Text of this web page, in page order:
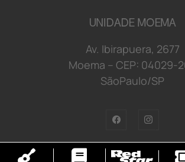
UNIDADE MOEMA
Av. Ibirapuera, 2677
Moema – CEP: 04029-2
SãoPaulo/SP